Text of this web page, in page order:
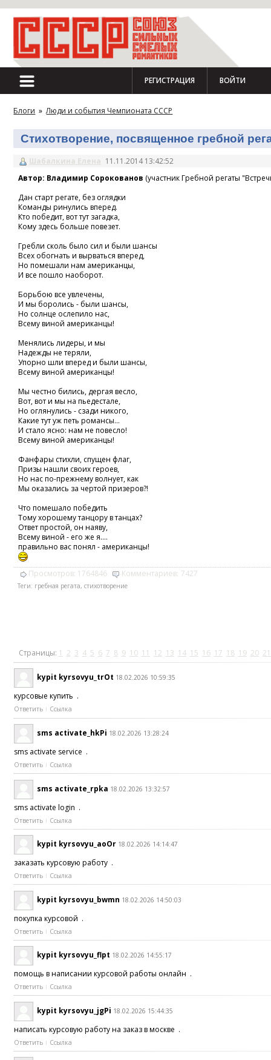
РЕГИСТРАЦИЯ ВОЙТИ
Блоги » Люди и события Чемпионата СССР
Стихотворение, посвященное гребной
Шабалкина Елена 11.11.2014 13:42:52
Автор: Владимир Сорокованов (участник Гребной регаты
Дан старт регате, без оглядки
Команды ринулись вперед.
Кто победит, вот тут загадка,
Кому здесь больше повезет.
Гребли сколь было сил и были шансы
Всех обогнать и вырваться вперед,
Но помешали нам американцы,
И все пошло наоборот.
Борьбою все увлечены,
И мы боролись - были шансы,
Но солнце ослепило нас,
Всему виной американцы!
Менялись лидеры, и мы
Надежды не теряли,
Упорно шли вперед и были шансы,
Всему виной американцы!
Мы честно бились, дергая весло,
Вот, вот и мы на пьедестале,
Но оглянулись - сзади никого,
Какие тут уж петь романсы...
И стало ясно: нам не повесло!
Всему виной американцы!
Фанфары стихли, спущен флаг,
Призы нашли своих героев,
Но нас по-прежнему волнует, как
Мы оказались за чертой призеров?!
Что помешало победить
Тому хорошему танцору в танцах?
Ответ простой, он наяву,
Всему виной - его же я....
правильно вас понял - американцы!
Просмотров: 1764846 Комментариев: 7427
Теги: гребная регата, стихотворение
Страницы: 1 2 3 4 5 6 7 8 9 10 11 12 13 14 15 16 17 18 19 20 21
kypit kyrsovyu_trOt 18.02.2026 10:59:35
курсовые купить .
Ответить Ссылка
sms activate_hkPi 18.02.2026 13:28:24
sms activate service .
Ответить Ссылка
sms activate_rpka 18.02.2026 13:32:57
sms activate login .
Ответить Ссылка
kypit kyrsovyu_aoOr 18.02.2026 14:14:47
заказать курсовую работу .
Ответить Ссылка
kypit kyrsovyu_bwmn 18.02.2026 14:50:03
покупка курсовой .
Ответить Ссылка
kypit kyrsovyu_flpt 18.02.2026 14:55:17
помощь в написании курсовой работы онлайн .
Ответить Ссылка
kypit kyrsovyu_jgPi 18.02.2026 15:44:35
написать курсовую работу на заказ в москве .
Ответить Ссылка